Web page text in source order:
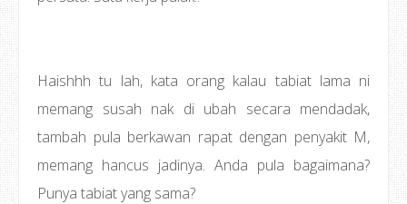
Haishhh tu lah, kata orang kalau tabiat lama ni
memang susah nak di ubah secara mendadak,
tambah pula berkawan rapat dengan penyakit M,
memang hancus jadinya. Anda pula bagaimana?
Punya tabiat yang sama?